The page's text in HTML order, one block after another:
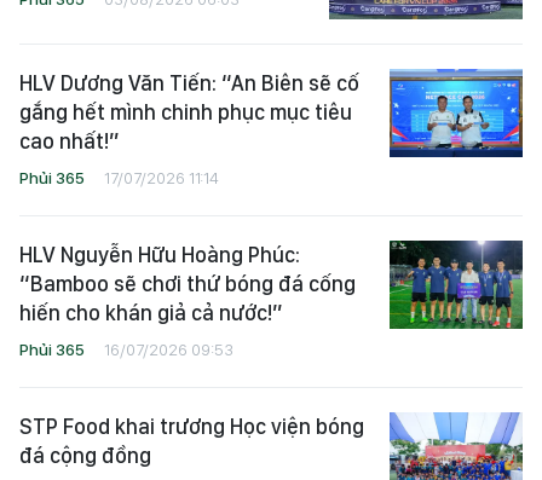
HLV Dương Văn Tiến: “An Biên sẽ cố
gắng hết mình chinh phục mục tiêu
cao nhất!”
Phủi 365 17/07/2026 11:14
HLV Nguyễn Hữu Hoàng Phúc:
“Bamboo sẽ chơi thứ bóng đá cống
hiến cho khán giả cả nước!”
Phủi 365 16/07/2026 09:53
STP Food khai trương Học viện bóng
đá cộng đồng